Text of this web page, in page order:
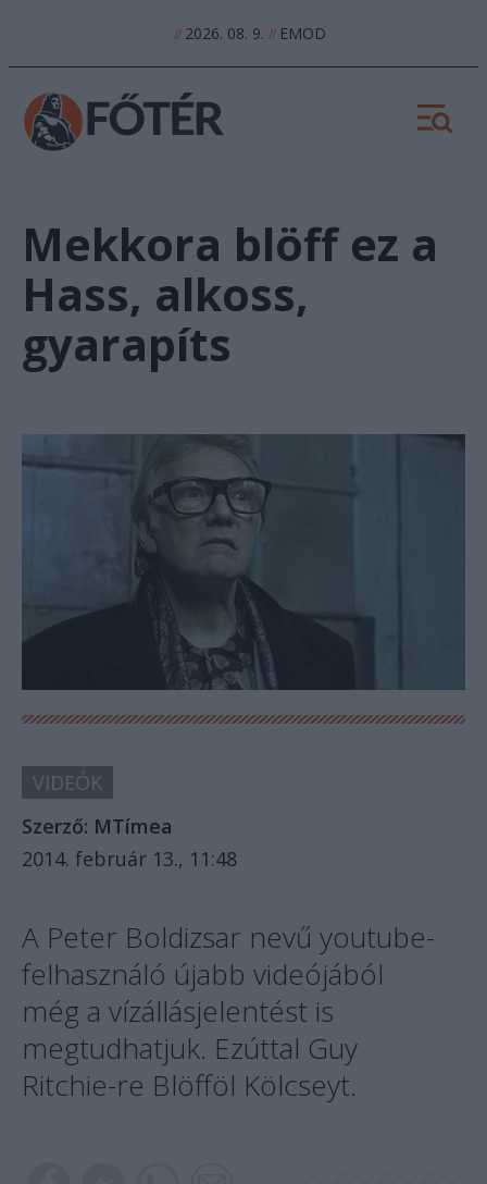
//2026. 08. 9. //EMOD
Mekkora blöff ez a
Hass, alkoss,
gyarapíts
VIDEÓK
Szerző: MTímea
2014. február 13., 11:48
A Peter Boldizsar nevű youtube-
felhasználó újabb videójából
még a vízállásjelentést is
megtudhatjuk. Ezúttal Guy
Ritchie-re Blöfföl Kölcseyt.